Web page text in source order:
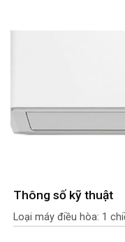
Thông số kỹ thuật
Loại máy điều hòa: 1